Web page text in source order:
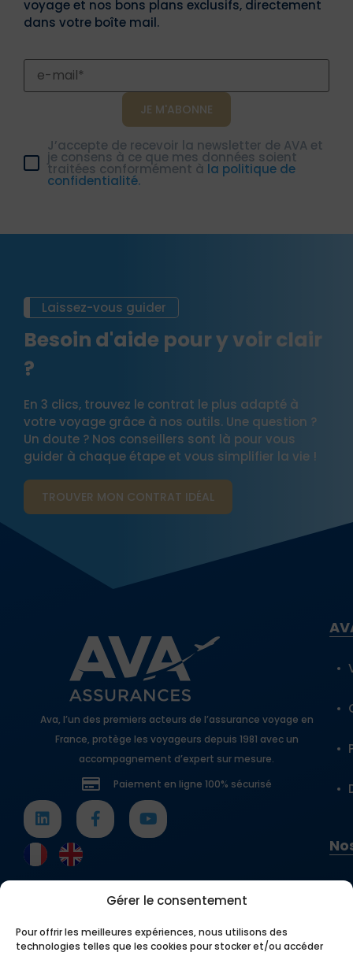
Gérer le consentement
Pour offrir les meilleures expériences, nous utilisons des
technologies telles que les cookies pour stocker et/ou accéder
voyage et nos bons plans exclusifs, directement
dans votre boîte mail.
J’accepte de recevoir la newsletter de AVA et
je consens à ce que mes données soient
traitées conformément à la politique de
confidentialité.
Laissez-vous guider
Besoin d'aide pour y voir clair
?
En 3 clics, trouvez le contrat le plus adapté à
votre voyage grâce à nos outils. Une question ?
Un doute ? Nos conseillers sont là pour vous
guider à chaque étape et vous simplifier la vie !
TROUVER MON CONTRAT​ IDÉAL
Ava, l’un des premiers acteurs de l’assurance voyage en
France, protège les voyageurs depuis 1981 avec un
accompagnement d’expert sur mesure.
Paiement en ligne 100% sécurisé